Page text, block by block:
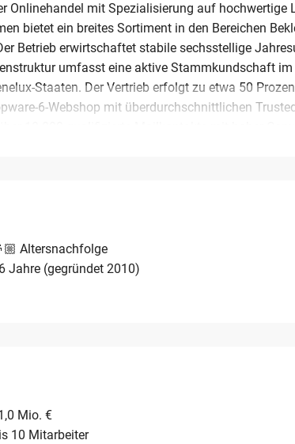
Onlinehandel mit Spezialisierung auf hochwertige
bietet ein breites Sortiment in den Bereichen
Betrieb erwirtschaftet stabile sechsstellige
umfasst eine aktive Stammkundschaft im
Staaten. Der Vertrieb erfolgt zu etwa 50
6-Webshop mit überdurchschnittlichen
Strukturen.
Altersnachfolge
Jahre (gegründet 2010)
Mio. €
10 Mitarbeiter